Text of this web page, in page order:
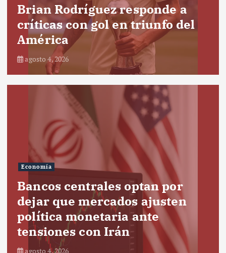
Brian Rodríguez responde a
críticas con gol en triunfo del
América
agosto 4, 2026
Economía
Bancos centrales optan por
dejar que mercados ajusten
política monetaria ante
tensiones con Irán
agosto 4, 2026